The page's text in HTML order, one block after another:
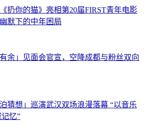
扔你的猫》亮相第20届FIRST青年电影
默下的中年困局
余」见面会官宣，空降成都与粉丝双向
猜想」巡演武汉双场浪漫落幕 “以音乐
忆”